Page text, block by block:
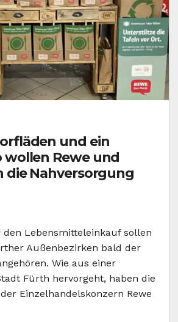
und ein
wollen Rewe und
die Nahversorgung
den Lebensmitteleinkauf sollen
Außenbezirken bald der
Wie aus einer
Fürth hervorgeht, haben die
Einzelhandelskonzern Rewe